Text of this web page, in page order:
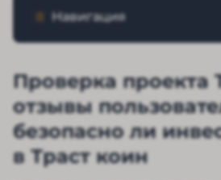
Навигация
Проверка проекта
отзывы
безопасно ли
в Траст коин